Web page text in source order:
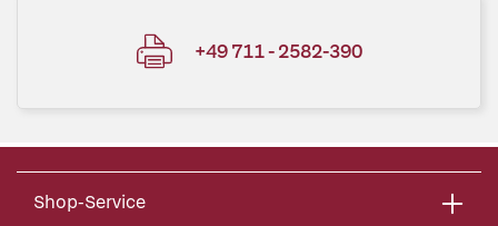
+49 711 - 2582-390
Shop-Service